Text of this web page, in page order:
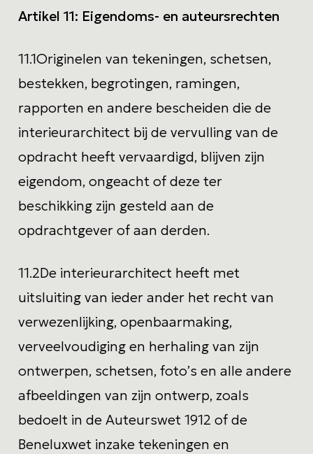
Artikel 11: Eigendoms- en auteursrechten
11.1Originelen van tekeningen, schetsen,
bestekken, begrotingen, ramingen,
rapporten en andere bescheiden die de
interieurarchitect bij de vervulling van de
opdracht heeft vervaardigd, blijven zijn
eigendom, ongeacht of deze ter
beschikking zijn gesteld aan de
opdrachtgever of aan derden.
11.2De interieurarchitect heeft met
uitsluiting van ieder ander het recht van
verwezenlijking, openbaarmaking,
verveelvoudiging en herhaling van zijn
ontwerpen, schetsen, foto’s en alle andere
afbeeldingen van zijn ontwerp, zoals
bedoelt in de Auteurswet 1912 of de
Beneluxwet inzake tekeningen en